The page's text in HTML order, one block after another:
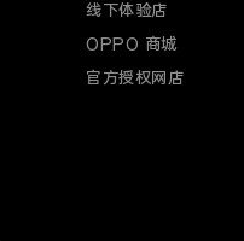
线下体验店
OPPO 商城
官方授权网店